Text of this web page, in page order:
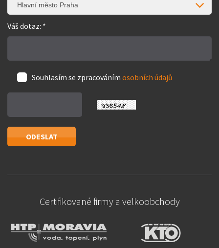
Hlavní město Praha
Váš dotaz: *
Souhlasím se zpracováním osobních údajů
Certifikované firmy a velkoobchody